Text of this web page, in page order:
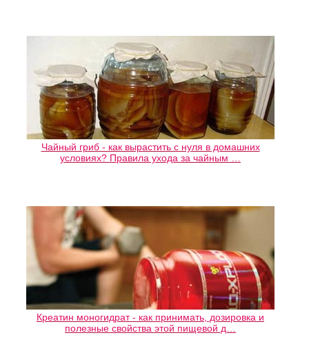
Чайный гриб - как вырастить с нуля в домашних
условиях? Правила ухода за чайным …
Креатин моногидрат - как принимать, дозировка и
полезные свойства этой пищевой д…